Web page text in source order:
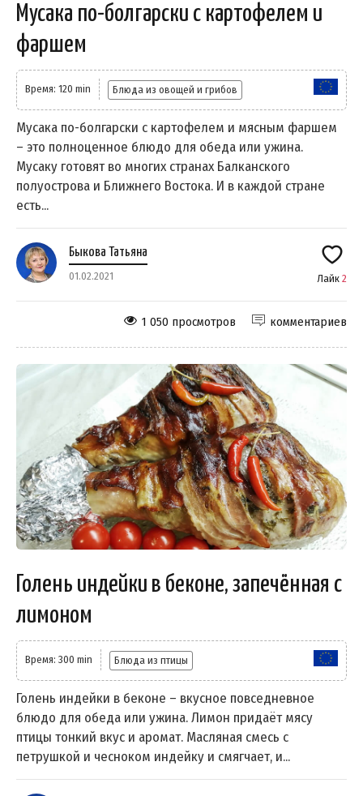
Мусака по-болгарски с картофелем и
фаршем
Время: 120 min Блюда из овощей и грибов
Мусака по-болгарски с картофелем и мясным фаршем
– это полноценное блюдо для обеда или ужина.
Мусаку готовят во многих странах Балканского
полуострова и Ближнего Востока. И в каждой стране
есть...
Быкова Татьяна
01.02.2021 Лайк 2
комментариев
1 050 просмотров
Голень индейки в беконе, запечённая с
лимоном
Время: 300 min Блюда из птицы
Голень индейки в беконе – вкусное повседневное
блюдо для обеда или ужина. Лимон придаёт мясу
птицы тонкий вкус и аромат. Масляная смесь с
петрушкой и чесноком индейку и смягчает, и...